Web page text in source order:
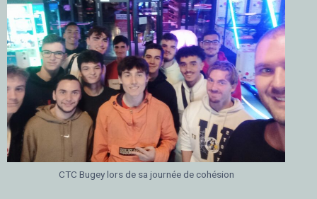
CTC Bugey lors de sa journée de cohésion